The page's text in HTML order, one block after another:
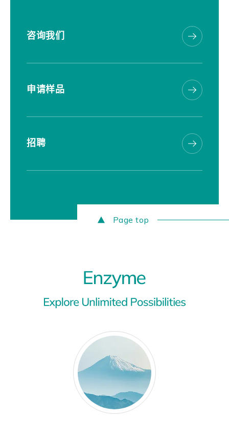
咨询我们
申请样品
招聘
Page top